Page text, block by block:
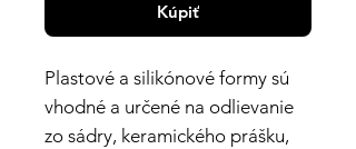
Kúpiť
Plastové a silikónové formy sú
vhodné a určené na odlievanie
zo sádry, keramického prášku,